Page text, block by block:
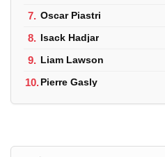
7. Oscar Piastri
8. Isack Hadjar
9. Liam Lawson
10.Pierre Gasly